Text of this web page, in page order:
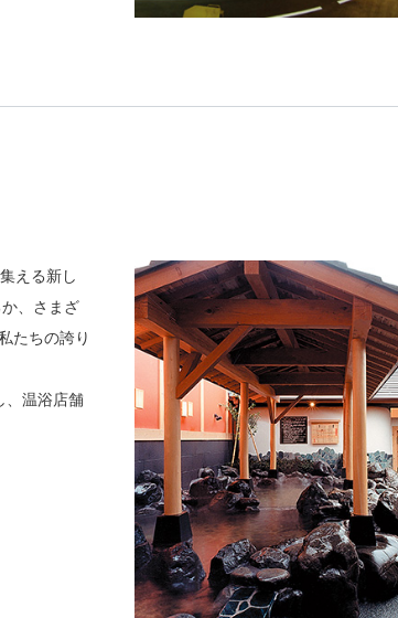
える新し
、さまざ
たちの誇り
、温浴店舗